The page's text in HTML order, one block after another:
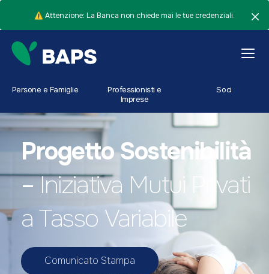
⚠️ Attenzione: La Banca non chiede mai le tue credenziali.
Persone e Famiglie
Professionisti e
Imprese
Soci
Progetto Sostenibilità
–Iniziativa Mutui Privati
a Tasso Variabile
Comunicato Stampa